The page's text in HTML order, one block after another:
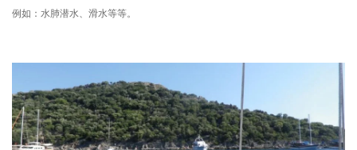
例如：水肺潜水、滑水等等。